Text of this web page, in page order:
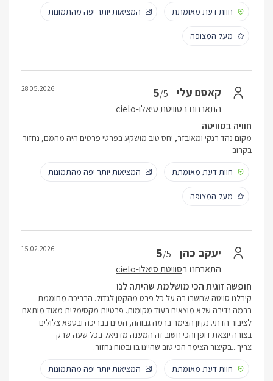
חוות דעת מאומתת
המציאות יותר יפה מהתמונות
מעל המצופה
קאסם עלי 5/5
התארחנו בסוויטת סיאלו-cielo
28.05.2026
חוויה בסוויטה
מקום נהד רנקי ומאובזר, יחס טוב מושקע בפרטי פרטים היה מהמם, נחזור
בקרוב
חוות דעת מאומתת
המציאות יותר יפה מהתמונות
מעל המצופה
יעקב כהן 5/5
התארחנו בסוויטת סיאלו-cielo
15.02.2026
חופשה זוגית הכי מושלמת שהיתה לנו
קיבלנו סויטה שחשבו בה על כל פרט מהקטן לגדול. הבריכה מחוממת
ברמה נדירה שלא מוצאים בעוד מקומות. פרטיות מקסימלית מאוד מותאם
לציבור הדתי. נקיון הצימר ברמה גבוהה, המים בבריכה ובספא צלולים
בצורה יוצאת דופן והכי חשוב זה המענה מדניאל בכל שעה שרק
צריך...בקיצור הצימר הכי טוב שהיינו בו ובטוח נחזור.
חוות דעת מאומתת
המציאות יותר יפה מהתמונות